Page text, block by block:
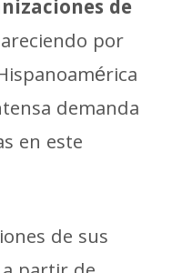
de
por
demanda
en este
de sus